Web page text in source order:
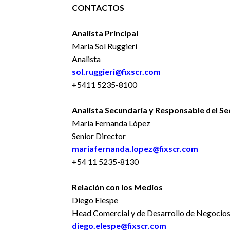
CONTACTOS
Analista Principal
María Sol Ruggieri
Analista
sol.ruggieri@fixscr.com
+5411 5235-8100
Analista Secundaria y Responsable del
María Fernanda López
Senior Director
mariafernanda.lopez@fixscr.com
+54 11 5235-8130
Relación con los Medios
Diego Elespe
Head Comercial y de Desarrollo de Negocios
diego.elespe@fixscr.com